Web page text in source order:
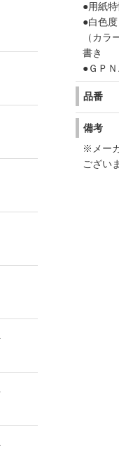
●用紙
●白色
（カ
書き
●ＧＰ
品番
備考
※メー
ござい